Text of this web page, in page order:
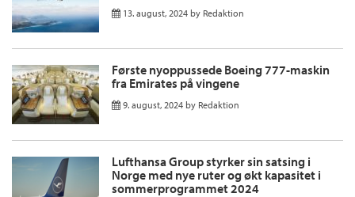
13. august, 2024 by Redaktion
Første nyoppussede Boeing 777-maskin
fra Emirates på vingene
9. august, 2024 by Redaktion
Lufthansa Group styrker sin satsing i
Norge med nye ruter og økt kapasitet i
sommerprogrammet 2024